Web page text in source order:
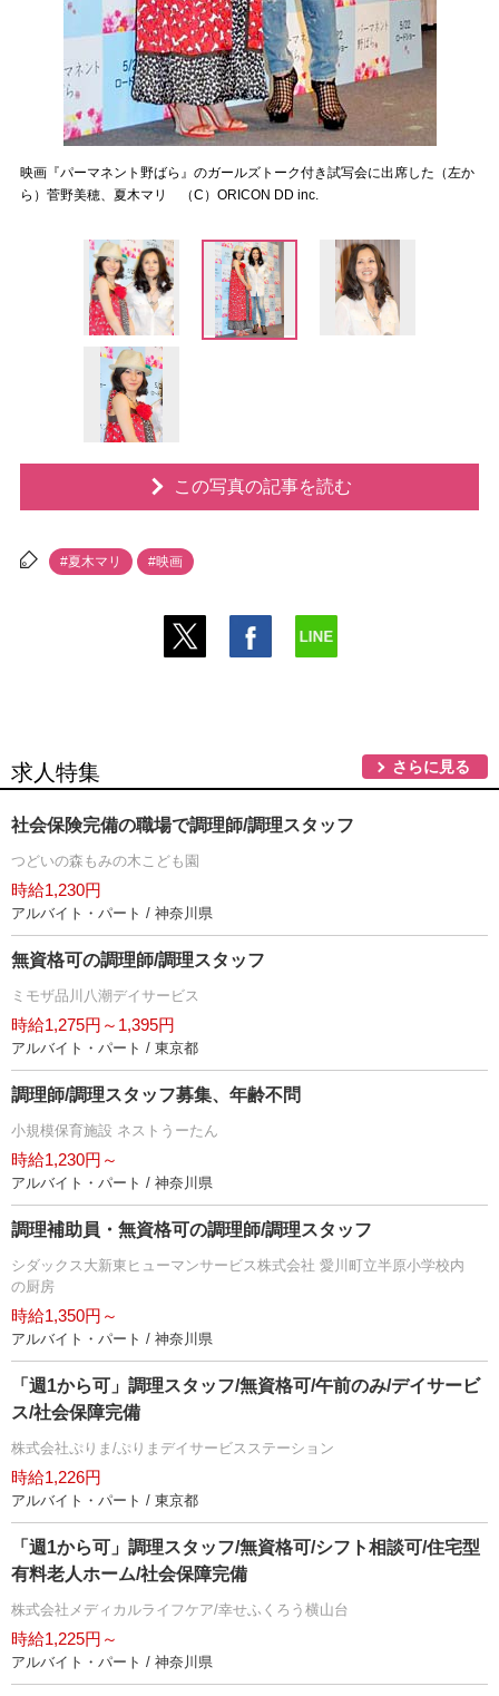
映画『パーマネント野ばら』のガールズトーク付き試写会に出席した（左か
ら）菅野美穂、夏木マリ （C）ORICON DD inc.
この写真の記事を読む
#夏木マリ #映画
求人特集 さらに見る
社会保険完備の職場で調理師/調理スタッフ
つどいの森もみの木こども園
時給1,230円
アルバイト・パート / 神奈川県
無資格可の調理師/調理スタッフ
ミモザ品川八潮デイサービス
時給1,275円～1,395円
アルバイト・パート / 東京都
調理師/調理スタッフ募集、年齢不問
小規模保育施設 ネストうーたん
時給1,230円～
アルバイト・パート / 神奈川県
調理補助員・無資格可の調理師/調理スタッフ
シダックス大新東ヒューマンサービス株式会社 愛川町立半原小学校内
の厨房
時給1,350円～
アルバイト・パート / 神奈川県
「週1から可」調理スタッフ/無資格可/午前のみ/デイサービ
ス/社会保障完備
株式会社ぷりま/ぷりまデイサービスステーション
時給1,226円
アルバイト・パート / 東京都
「週1から可」調理スタッフ/無資格可/シフト相談可/住宅型
有料老人ホーム/社会保障完備
株式会社メディカルライフケア/幸せふくろう横山台
時給1,225円～
アルバイト・パート / 神奈川県